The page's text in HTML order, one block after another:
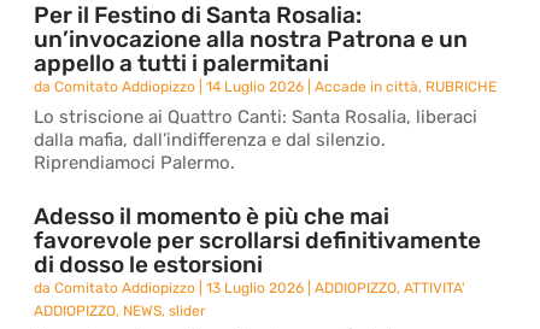
Per il Festino di Santa Rosalia:
un’invocazione alla nostra Patrona e un
appello a tutti i palermitani
daComitato Addiopizzo |14 Luglio 2026 |Accade in città, RUBRICHE
Lo striscione ai Quattro Canti: Santa Rosalia, liberaci
dalla mafia, dall’indifferenza e dal silenzio.
Riprendiamoci Palermo.
Adesso il momento è più che mai
favorevole per scrollarsi definitivamente
di dosso le estorsioni
daComitato Addiopizzo |13 Luglio 2026 |ADDIOPIZZO,ATTIVITA'
ADDIOPIZZO, NEWS,slider